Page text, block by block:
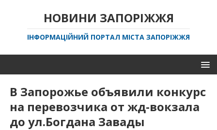
НОВИНИ ЗАПОРІЖЖЯ
ІНФОРМАЦІЙНИЙ ПОРТАЛ МІСТА ЗАПОРІЖЖЯ
В Запорожье объявили конкурс
на перевозчика от жд-вокзала
до ул.Богдана Завады